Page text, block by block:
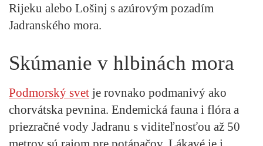
Rijeku alebo Lošinj s azúrovým pozadím
Jadranského mora.
Skúmanie v hlbinách mora
Podmorský svet je rovnako podmanivý ako
chorvátska pevnina. Endemická fauna i flóra a
priezračné vody Jadranu s viditeľnosťou až 50